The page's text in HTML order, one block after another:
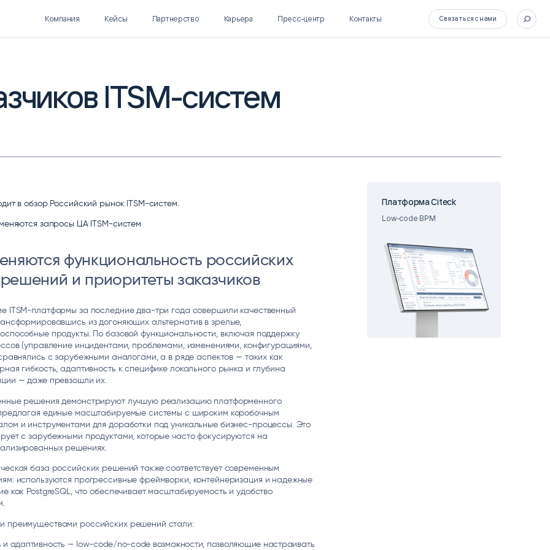
Преферентум MD Audit Polymatica
РАСПОЗНАВАНИЕ ДАННЫХ
Компания Кейсы Партнерство Карьера Пресс-центр Контакты Связаться с нами
ITSM-систем
в обзор Российский рынок ITSM-систем.
запросы ЦА ITSM-систем
функциональность российских
и приоритеты заказчиков
ITSM-платформы за последние два-три года совершили качественный
из догоняющих альтернатив в зрелые,
продукты. По базовой функциональности, включая поддержку
(управление инцидентами, проблемами, изменениями, конфигурациями,
с зарубежными аналогами, а в ряде аспектов — таких как
гибкость, адаптивность к специфике локального рынка и глубина
— даже превзошли их.
решения демонстрируют лучшую реализацию платформенного
единые масштабируемые системы с широким коробочным
и инструментами для доработки под уникальные бизнес-процессы. Это
с зарубежными продуктами, которые часто фокусируются на
решениях.
база российских решений также соответствует современным
используются прогрессивные фреймворки, контейнеризация и надежные
как PostgreSQL, что обеспечивает масштабируемость и удобство
преимуществами российских решений стали:
и адаптивность — low-code/no-code возможности, позволяющие настраивать
Платформа Citeck
Low-code BPM